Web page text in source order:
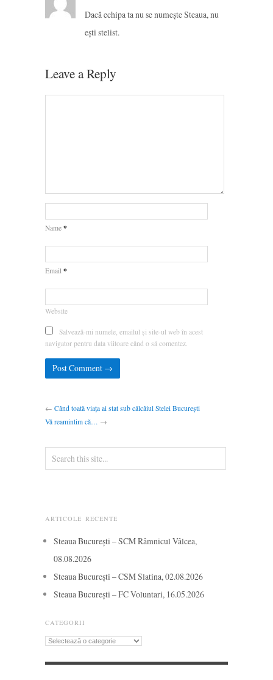
Dacă echipa ta nu se numește Steaua, nu
ești stelist.
Leave a Reply
Name *
Email *
Website
Salvează-mi numele, emailul și site-ul web în acest
navigator pentru data viitoare când o să comentez.
← Când toată viața ai stat sub călcâiul Stelei București
Vă reamintim că… →
ARTICOLE RECENTE
Steaua București – SCM Râmnicul Vâlcea,
08.08.2026
Steaua București – CSM Slatina, 02.08.2026
Steaua București – FC Voluntari, 16.05.2026
CATEGORII
Categorii